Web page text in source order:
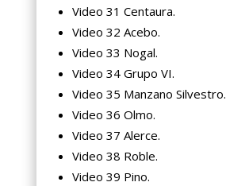
Video 31 Centaura.
Video 32 Acebo.
Video 33 Nogal.
Video 34 Grupo VI.
Video 35 Manzano Silvestro.
Video 36 Olmo.
Video 37 Alerce.
Video 38 Roble.
Video 39 Pino.